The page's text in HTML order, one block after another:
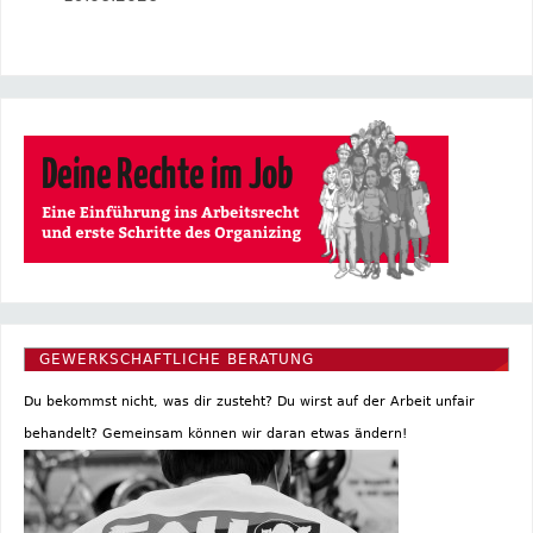
GEWERKSCHAFTLICHE BERATUNG
Du bekommst nicht, was dir zusteht? Du wirst auf der Arbeit unfair
behandelt? Gemeinsam können wir daran etwas ändern!